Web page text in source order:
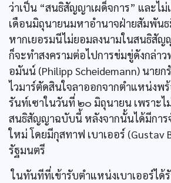
ว่าเป็น “สนธิสัญญาเผด็จการ” และไ
เดือนมิถุนายนมหาอำนาจฝ่ายสัมพันธ
หากเยอรมนีไม่ยอมลงนามในสนธิสั
ก็จะทำสงครามต่อไปการข่มขู่ดังกล่า
อมันน์ (Philipp Scheidemann) นาย
ไวมาร์ตัดสินใจลาออกจากตำแหน่ง
รันท์เซาในวันที่ ๒๐ มิถุนายน เพราะไ
สนธิสัญญาฉบับนี้ หลังจากนั้นได้มีการ
ใหม่ โดยมีกุสทาฟ เบาเออร์ (Gustav
รัฐมนตรี
ในทันทีที่เข้ารับตำแหน่งเบาเออร์ได้